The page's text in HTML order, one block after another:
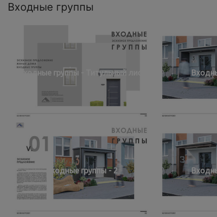
Входные группы
Входные группы - Титульный лист
Входные группы - 2